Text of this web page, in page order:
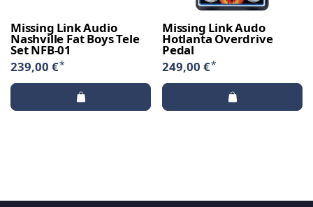
Missing Link Audio
Nashville Fat Boys Tele
Set NFB-01
239,00 €*
Missing Link Audo
Hotlanta Overdrive
Pedal
249,00 €*